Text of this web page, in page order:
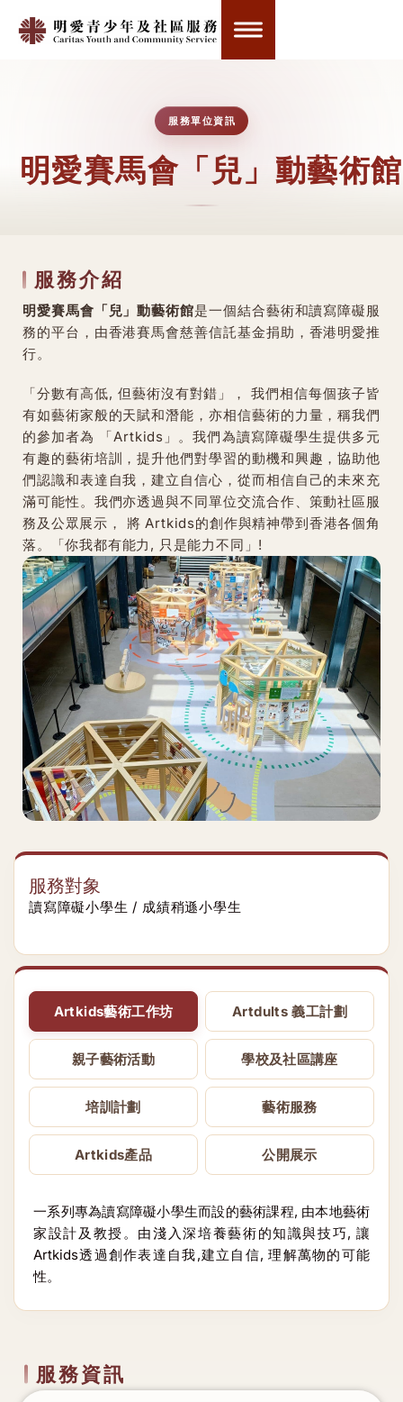
服務單位資訊
明愛賽馬會「兒」動藝術館
服務介紹
明愛賽馬會「兒」動藝術館是一個結合藝術和讀寫障礙服
務的平台，由香港賽馬會慈善信託基金捐助，香港明愛推
行。
「分數有高低, 但藝術沒有對錯」， 我們相信每個孩子皆
有如藝術家般的天賦和潛能，亦相信藝術的力量，稱我們
的參加者為 「Artkids」。我們為讀寫障礙學生提供多元
有趣的藝術培訓，提升他們對學習的動機和興趣，協助他
們認識和表達自我，建立自信心，從而相信自己的未來充
滿可能性。我們亦透過與不同單位交流合作、策動社區服
務及公眾展示， 將 Artkids的創作與精神帶到香港各個角
落。「你我都有能力, 只是能力不同」!
服務對象
讀寫障礙小學生 / 成績稍遜小學生
Artkids藝術工作坊 Artdults 義工計劃
親子藝術活動 學校及社區講座
培訓計劃 藝術服務
Artkids產品 公開展示
一系列專為讀寫障礙小學生而設的藝術課程, 由本地藝術
家設計及教授。由淺入深培養藝術的知識與技巧, 讓
Artkids透過創作表達自我,建立自信, 理解萬物的可能
性。
服務資訊